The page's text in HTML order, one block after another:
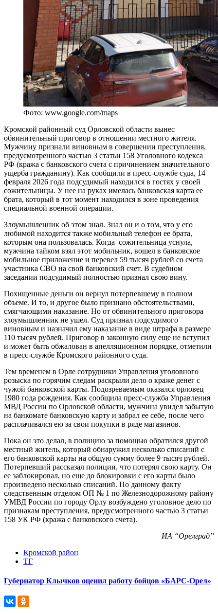
Фото: www.google.com/maps
Кромской районный суд Орловской области вынес
обвинительный приговор в отношении местного жителя.
Мужчину признали виновным в совершении преступления,
предусмотренного частью 3 статьи 158 Уголовного кодекса
РФ (кража с банковского счета с причинением значительного
ущерба гражданину). Как сообщили в пресс-службе суда, 14
февраля 2026 года подсудимый находился в гостях у своей
сожительницы. У нее на руках имелась банковская карта ее
брата, который в тот момент находился в зоне проведения
специальной военной операции.
Злоумышленник об этом знал. Знал он и о том, что у его
любимой находится также мобильный телефон ее брата,
которым она пользовалась. Когда сожительница уснула,
мужчина тайком взял этот мобильник, вошел в банковское
мобильное приложение и перевел 59 тысяч рублей со счета
участника СВО на свой банковский счет. В судебном
заседании подсудимый полностью признал свою вину.
Похищенные деньги он вернул потерпевшему в полном
объеме. И то, и другое было признано обстоятельствами,
смягчающими наказание. Но от обвинительного приговора
злоумышленник не ушел. Суд признал подсудимого
виновным и назначил ему наказание в виде штрафа в размере
110 тысяч рублей. Приговор в законную силу еще не вступил
и может быть обжалован в апелляционном порядке, отметили
в пресс-службе Кромского районного суда.
Тем временем в Орле сотрудники Управления уголовного
розыска по горячим следам раскрыли дело о краже денег с
чужой банковской карты. Подозреваемым оказался орловец
1980 года рождения. Как сообщила пресс-служба Управления
МВД России по Орловской области, мужчина увидел забытую
на банкомате банковскую карту и забрал ее себе, после чего
расплачивался ею за свои покупки в ряде магазинов.
Пока он это делал, в полицию за помощью обратился другой
местный житель, который обнаружил несколько списаний с
его банковской карты на общую сумму более 9 тысяч рублей.
Потерпевший рассказал полиции, что потерял свою карту. Он
ее заблокировал, но еще до блокировки с его карты было
произведено несколько списаний. По данному факту
следственным отделом ОП № 1 по Железнодорожному району
УМВД России по городу Орлу возбуждено уголовное дело по
признакам преступления, предусмотренного частью 3 статьи
158 УК РФ (кража с банковского счета).
ИА “Орелград”
Кромской район
ТГ
Губернатор Клычков оценил работу бойцов «БАРС-Орел»